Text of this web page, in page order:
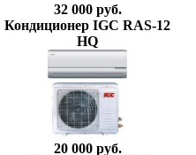
32 000 руб.
Кондиционер IGC RAS-12
HQ
20 000 руб.